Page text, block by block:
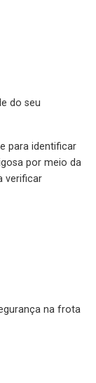
do seu
para identificar
por meio da
verificar
na frota